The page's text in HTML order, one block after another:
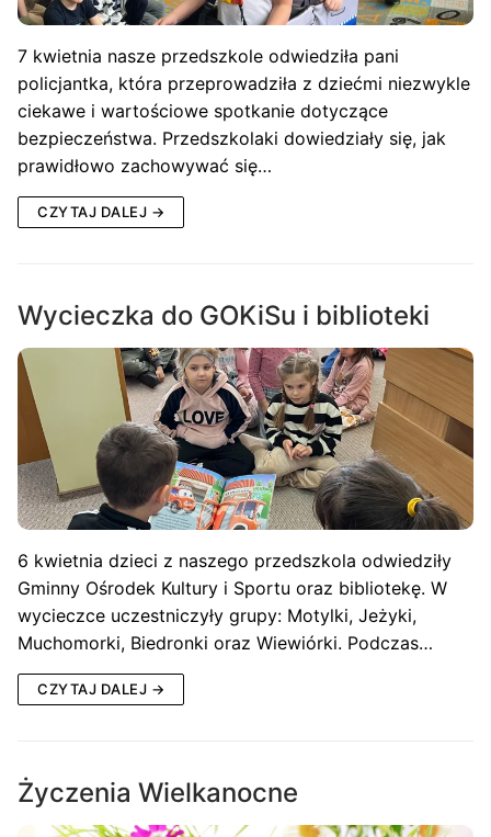
7 kwietnia nasze przedszkole odwiedziła pani
policjantka, która przeprowadziła z dziećmi niezwykle
ciekawe i wartościowe spotkanie dotyczące
bezpieczeństwa. Przedszkolaki dowiedziały się, jak
prawidłowo zachowywać się…
CZYTAJ DALEJ →
Wycieczka do GOKiSu i biblioteki
6 kwietnia dzieci z naszego przedszkola odwiedziły
Gminny Ośrodek Kultury i Sportu oraz bibliotekę. W
wycieczce uczestniczyły grupy: Motylki, Jeżyki,
Muchomorki, Biedronki oraz Wiewiórki. Podczas…
CZYTAJ DALEJ →
Życzenia Wielkanocne